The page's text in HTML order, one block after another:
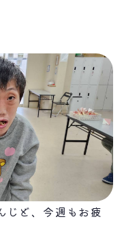
じど、今週もお疲